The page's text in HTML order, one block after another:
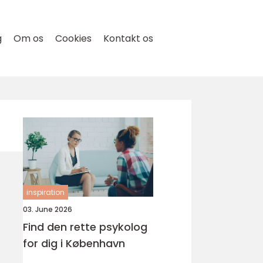
Om os Cookies Kontakt os
inspiration
03. June 2026
Find den rette psykolog
for dig i København